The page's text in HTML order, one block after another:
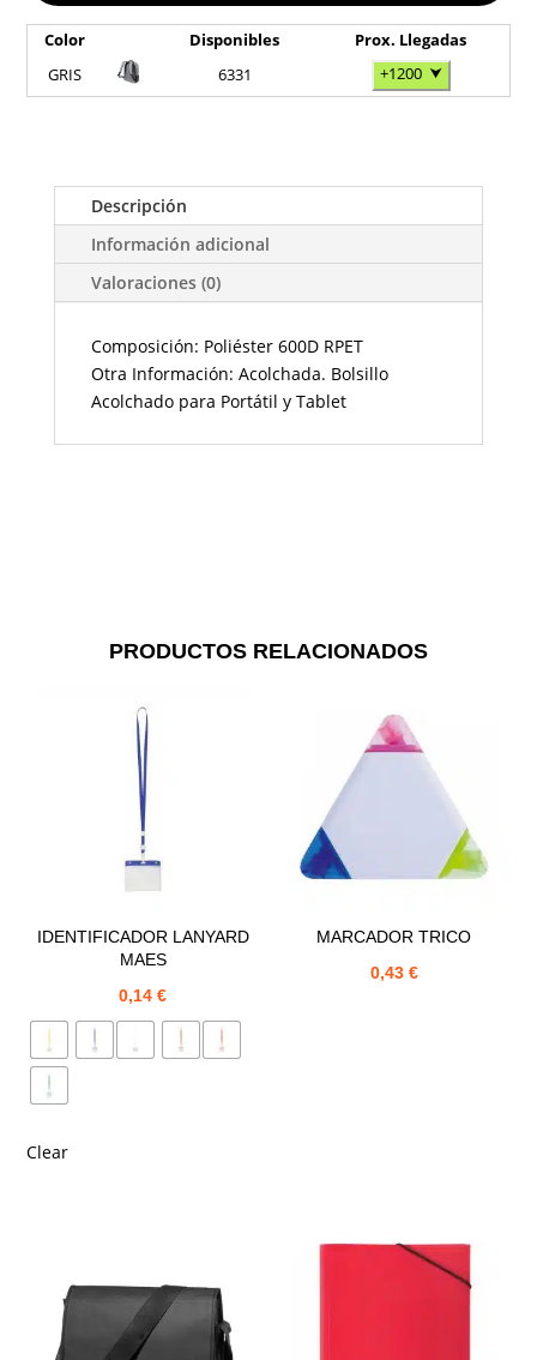
Color Disponibles
Prox. Llegadas
GRIS
6331 +1200 ⮟
Descripción
Información adicional
Valoraciones (0)
Composición: Poliéster 600D RPET
Otra Información: Acolchada. Bolsillo
Acolchado para Portátil y Tablet
PRODUCTOS RELACIONADOS
IDENTIFICADOR LANYARD
MAES
0,14€
Clear
MARCADOR TRICO
0,43 €